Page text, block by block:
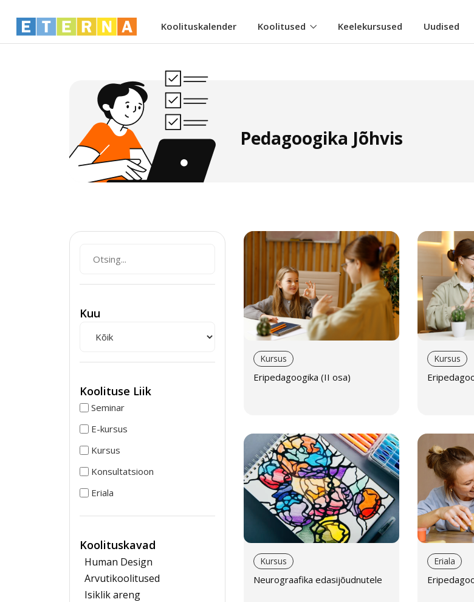
Koolituskalender Koolitused Keelekursused Uudised
Pedagoogika Jõhvis
Kuu
Koolituse Liik
Seminar
E-kursus
Kursus
Konsultatsioon
Eriala
Koolituskavad
Human Design
Arvutikoolitused
Isiklik areng
Kursus
Eripedagoogika (II osa)
Kursus
Kursus
Neurograafika edasijõudnutele
Eriala